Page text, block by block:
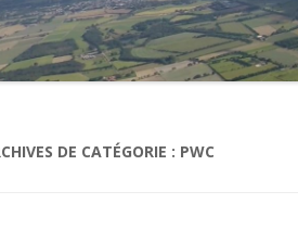
DE CATÉGORIE : PWC